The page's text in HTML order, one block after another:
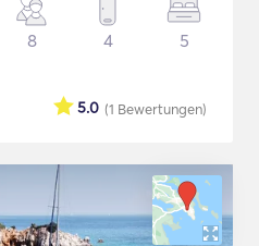
8 4 5
(1 Bewertungen)
5.0